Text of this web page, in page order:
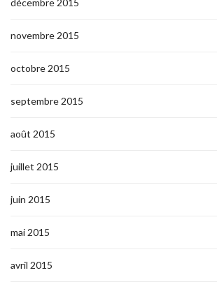
décembre 2015
novembre 2015
octobre 2015
septembre 2015
août 2015
juillet 2015
juin 2015
mai 2015
avril 2015